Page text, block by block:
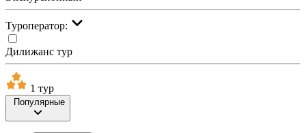
Туроператор:
Дилижанс тур
1 тур
Популярные